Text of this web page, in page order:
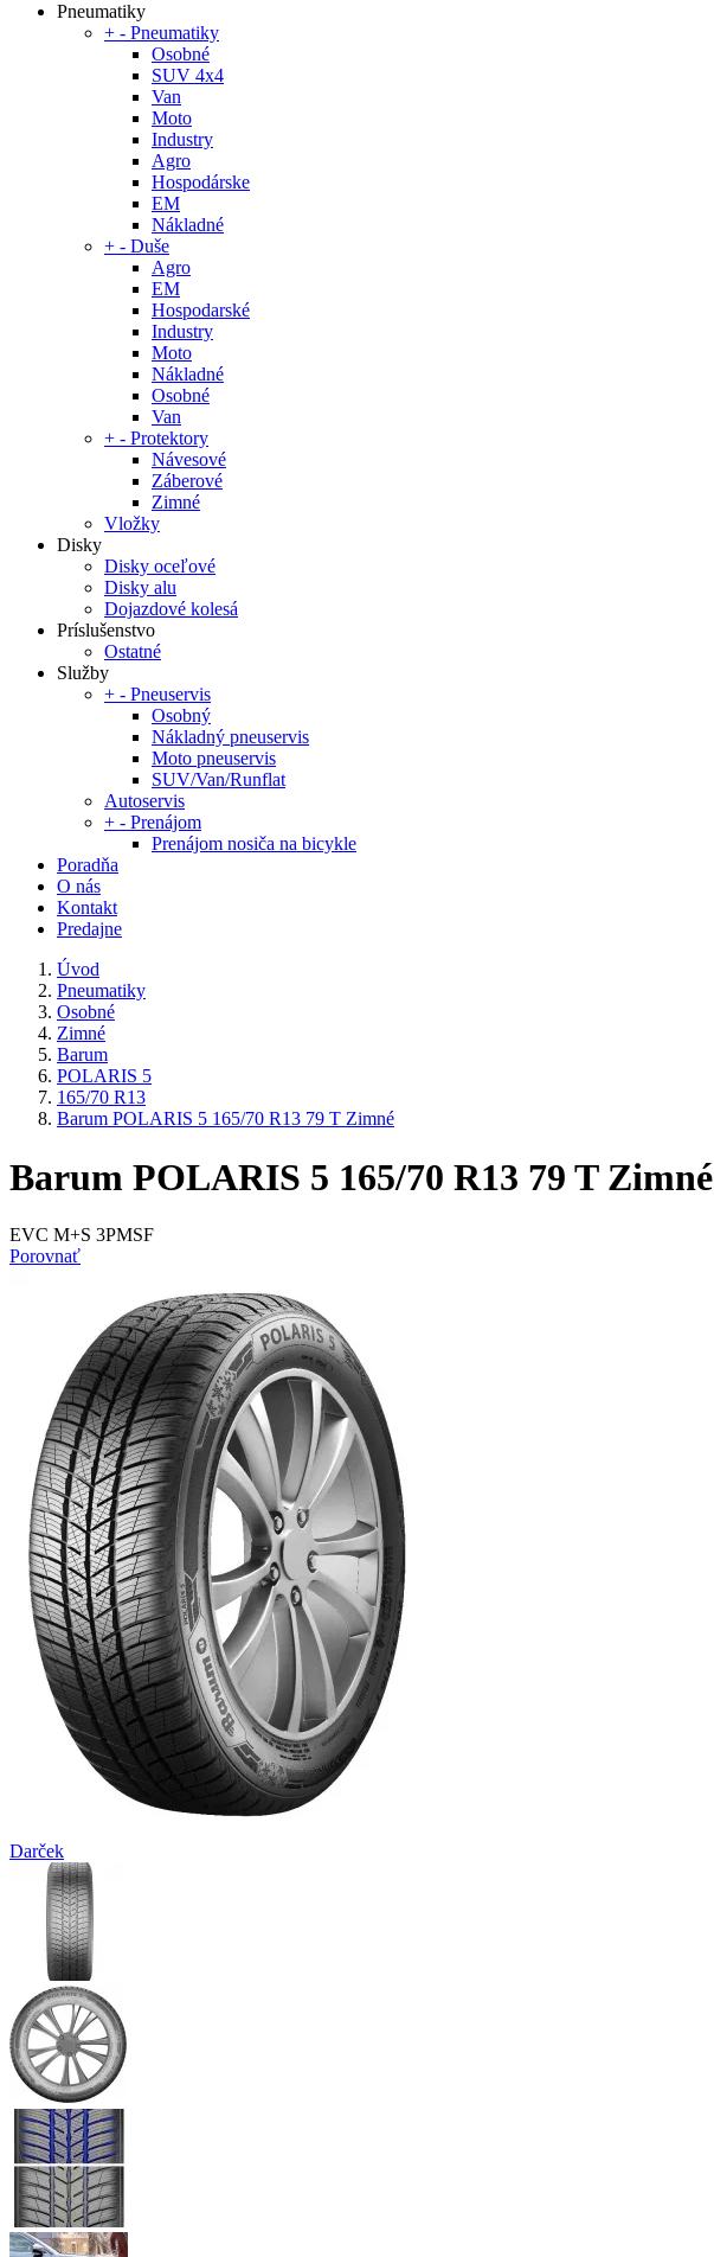
Pneumatiky
+ - Pneumatiky
Osobné
SUV 4x4
Van
Moto
Industry
Agro
Hospodárske
EM
Nákladné
+ - Duše
Agro
EM
Hospodarské
Industry
Moto
Nákladné
Osobné
Van
+ - Protektory
Návesové
Záberové
Zimné
Vložky
Disky
Disky oceľové
Disky alu
Dojazdové kolesá
Príslušenstvo
Ostatné
Služby
+ - Pneuservis
Osobný
Nákladný pneuservis
Moto pneuservis
SUV/Van/Runflat
Autoservis
+ - Prenájom
Prenájom nosiča na bicykle
Poradňa
O nás
Kontakt
Predajne
Úvod
Pneumatiky
Osobné
Zimné
Barum
POLARIS 5
165/70 R13
Barum POLARIS 5 165/70 R13 79 T Zimné
Barum POLARIS 5 165/70 R13 79 T Zimné
EVC M+S 3PMSF
Porovnať
Darček